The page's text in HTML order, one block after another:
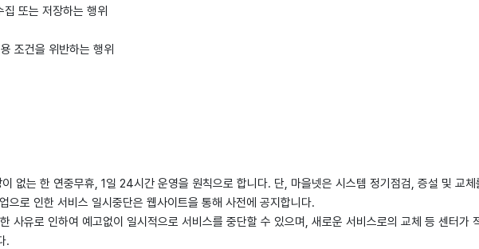
또는 저장하는 행위
조건을 위반하는 행위
없는 한 연중무휴, 1일 24시간 운영을 원칙으로 합니다. 단, 마을넷은 시스템 정기점검, 증설 및 교
으로 인한 서비스 일시중단은 웹사이트을 통해 사전에 공지합니다.
사유로 인하여 예고없이 일시적으로 서비스를 중단할 수 있으며, 새로운 서비스로의 교체 등 센터가
.